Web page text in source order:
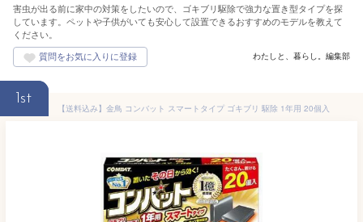
害虫が出る前に家中の対策をしたいので、ゴキブリ駆除で強力な置き型タイプを探
しています。ペットや子供がいても安心して設置できるおすすめのモデルを教えて
ください。
わたしと、暮らし。編集部
1st
【送料込み】金鳥 コンバット スマートタイプ ゴキブリ 駆除 1年用 20個入